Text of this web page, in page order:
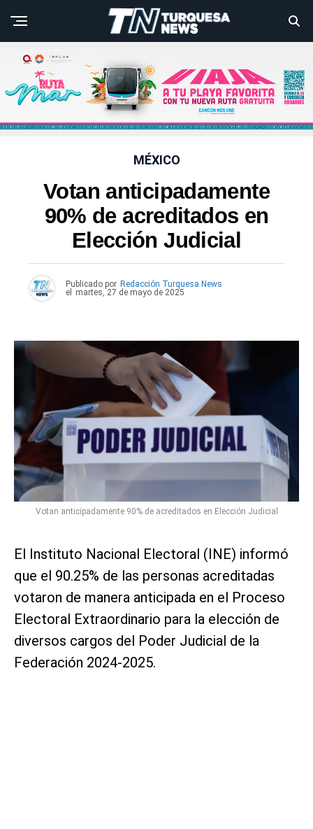
MÉXICO
Votan anticipadamente
90% de acreditados en
Elección Judicial
Publicado por Redacción Turquesa News
el
martes, 27 de mayo de 2025
Votan anticipadamente 90% de acreditados en Elección Judicial
El Instituto Nacional Electoral (INE) informó
que el 90.25% de las personas acreditadas
votaron de manera anticipada en el Proceso
Electoral Extraordinario para la elección de
diversos cargos del Poder Judicial de la
Federación 2024-2025.